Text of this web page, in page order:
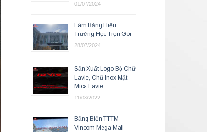
01/07/2024
Làm Bảng Hiệu
Trường Học Trọn Gói
28/07/2024
Sản Xuất Logo Bộ Chữ
Lavie, Chữ Inox Mặt
Mica Lavie
11/08/2022
Bảng Biển TTTM
Vincom Mega Mall